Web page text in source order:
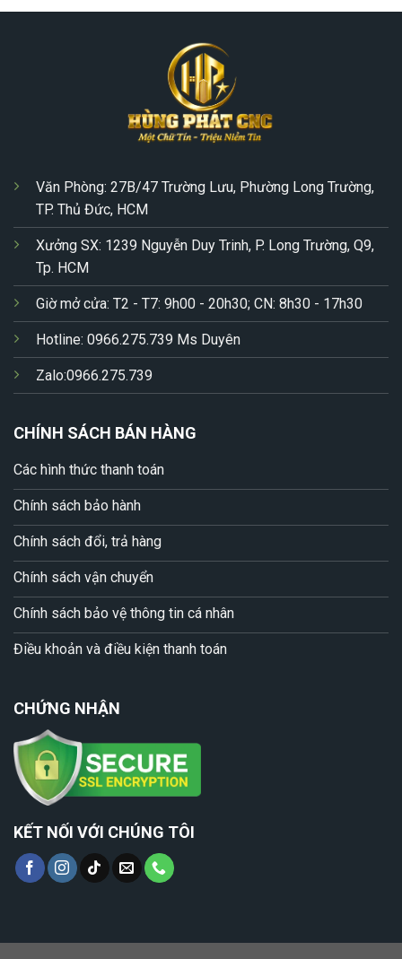
Văn Phòng: 27B/47 Trường Lưu, Phường Long Trường,
TP. Thủ Đức, HCM
Xưởng SX: 1239 Nguyễn Duy Trinh, P. Long Trường, Q9,
Tp. HCM
Giờ mở cửa: T2 - T7: 9h00 - 20h30; CN: 8h30 - 17h30
Hotline: 0966.275.739 Ms Duyên
Zalo:0966.275.739
CHÍNH SÁCH BÁN HÀNG
Các hình thức thanh toán
Chính sách bảo hành
Chính sách đổi, trả hàng
Chính sách vận chuyển
Chính sách bảo vệ thông tin cá nhân
Điều khoản và điều kiện thanh toán
CHỨNG NHẬN
KẾT NỐI VỚI CHÚNG TÔI